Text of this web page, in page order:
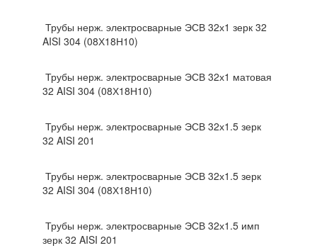
Трубы нерж. электросварные ЭСВ 32х1 зерк 32
AISI 304 (08Х18Н10)
Трубы нерж. электросварные ЭСВ 32х1 матовая
32 AISI 304 (08Х18Н10)
Трубы нерж. электросварные ЭСВ 32х1.5 зерк
32 AISI 201
Трубы нерж. электросварные ЭСВ 32х1.5 зерк
32 AISI 304 (08Х18Н10)
Трубы нерж. электросварные ЭСВ 32х1.5 имп
зерк 32 AISI 201